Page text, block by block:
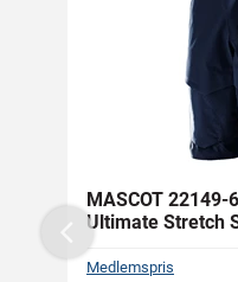
MASCOT 22149-
Ultimate Stretch
Medlemspris
Previous